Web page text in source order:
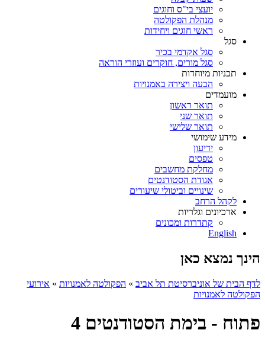
יועצי בי"ס וחוגים
מנהלת הפקולטה
ראשי חוגים ויחידות
סגל
סגל אקדמי בכיר
סגל מורים, חוקרים ועוזרי הוראה
תכניות מיוחדות
הבעה ויצירה באמנויות
מועמדים
תואר ראשון
תואר שני
תואר שלישי
מידע שימושי
ידיעון
טפסים
מחלקת מחשבים
אגודת הסטודנטים
שינויים וביטולי שיעורים
לקהל הרחב
ארכיונים וגלריות
קתדרות ומכונים
English
הינך נמצא כאן
לדף הבית של אוניברסיטת תל אביב » הפקולטה לאמנויות » אירועי
הפקולטה לאמנויות
פתוח - בימת הסטודנטים 4